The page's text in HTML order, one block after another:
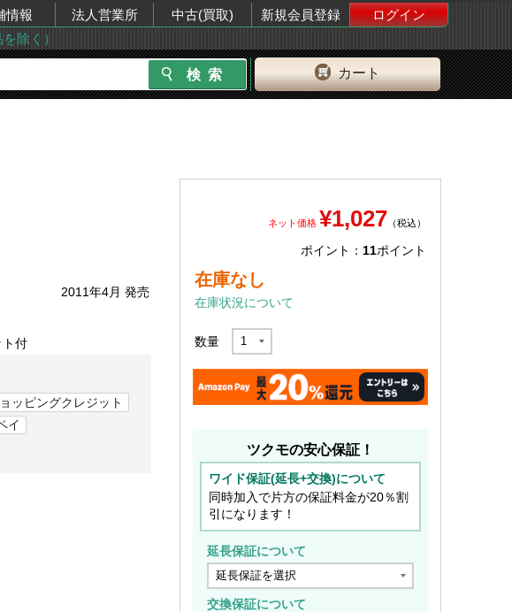
情報 法人営業所 中古(買取) 新規会員登録
ログイン
除く）
カート
2011年4月 発売
ト付
ッピングクレジット
イ
ネット価格 ¥1,027 （税込）
ポイント： 11ポイント
在庫なし
在庫状況について
数量
ツクモの安心保証！
ワイド保証(延長+交換)について
同時加入で片方の保証料金が20％割
引になります！
延長保証について
交換保証について